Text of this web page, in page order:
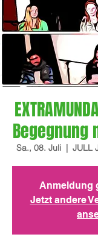
Begegnung
Sa., 08. Juli
  |
JULL
Anmeldung
Jetzt andere